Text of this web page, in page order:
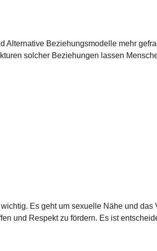
Alternative Beziehungsmodelle mehr
solcher Beziehungen lassen
Es geht um sexuelle Nähe und das
und Respekt zu fördern. Es ist